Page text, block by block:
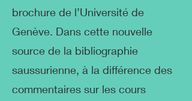
brochure de l’Université de
Genève. Dans cette nouvelle
source de la bibliographie
saussurienne, à la différence des
commentaires sur les cours